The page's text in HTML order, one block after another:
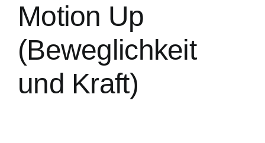
Motion Up
(Beweglichkeit
und Kraft)